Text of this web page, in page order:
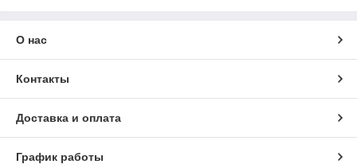
О нас
Контакты
Доставка и оплата
График работы